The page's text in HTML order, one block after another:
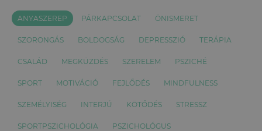
ANYASZEREP PÁRKAPCSOLAT ÖNISMERET
SZORONGÁS BOLDOGSÁG DEPRESSZIÓ TERÁPIA
CSALÁD MEGKÜZDÉS SZERELEM PSZICHÉ
SPORT MOTIVÁCIÓ FEJLŐDÉS MINDFULNESS
SZEMÉLYISÉG INTERJÚ KÖTŐDÉS STRESSZ
SPORTPSZICHOLÓGIA PSZICHOLÓGUS